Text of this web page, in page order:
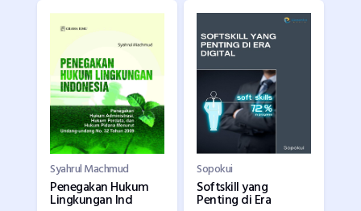
Syahrul Machmud
Penegakan Hukum
Lingkungan Ind
Sopokui
Softskill yang
Penting di Era